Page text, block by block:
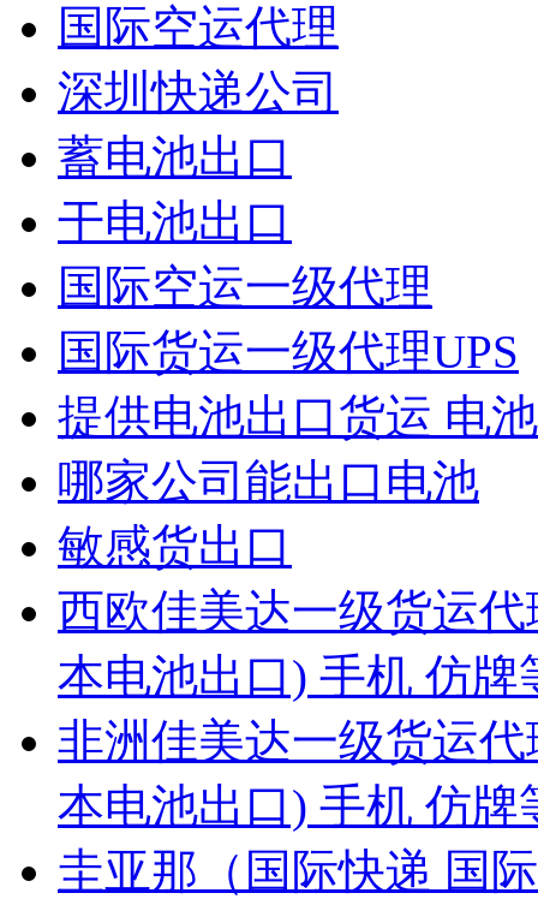
国际空运代理
深圳快递公司
蓄电池出口
干电池出口
国际空运一级代理
国际货运一级代理UPS
提供电池出口货运 电
哪家公司能出口电池
敏感货出口
西欧佳美达一级货运
本电池出口) 手机 仿
非洲佳美达一级货运
本电池出口) 手机 仿
圭亚那（国际快递 国